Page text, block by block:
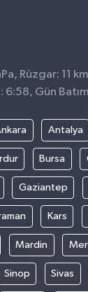
Rüzgar: 11
Gün
Antalya
Bursa
Gaziantep
Kars
Mardin
Sinop Sivas